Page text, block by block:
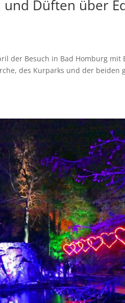
Düften über
der Besuch in Bad Homburg mit
des Kurparks und der beiden